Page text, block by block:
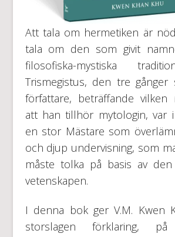
Att tala om hermetiken är
tala om den som givit
filosofiska-mystiska
Trismegistus, den tre gånger
författare, beträffande vilken
att han tillhör mytologin, var
en stor Mästare som
och djup undervisning, som
måste tolka på basis av den
vetenskapen.
I denna bok ger V.M. Kwen
storslagen förklaring,